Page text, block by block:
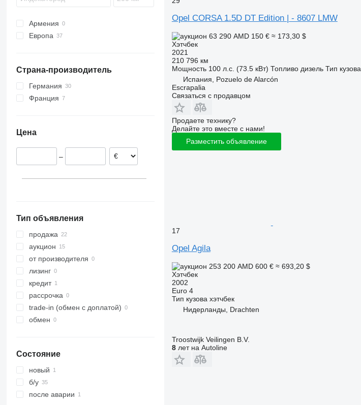
Армения
Европа
Польша
Словакия
Португалия
Страна-производитель
Германия
Франция
Цена
–
Тип объявления
продажа
аукцион
от производителя
лизинг
кредит
рассрочка
trade-in (обмен с доплатой)
обмен
Состояние
новый
б/у
после аварии
Opel CORSA 1.5D DT Edition | - 8607 LMW
63 290 AMD 150 € ≈ 173,30 $
Хэтчбек
2021
210 796 км
Мощность 100 л.с. (73.5 кВт) Топливо дизель Тип кузова
Испания, Pozuelo de Alarcón
Escrapalia
Связаться с продавцом
Продаете технику?
Делайте это вместе с нами!
Разместить объявление
17
Opel Agila
253 200 AMD 600 € ≈ 693,20 $
Хэтчбек
2002
Euro 4
Тип кузова хэтчбек
Нидерланды, Drachten
Troostwijk Veilingen B.V.
8лет на Autoline